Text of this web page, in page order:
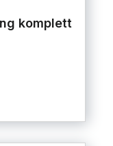
komplett